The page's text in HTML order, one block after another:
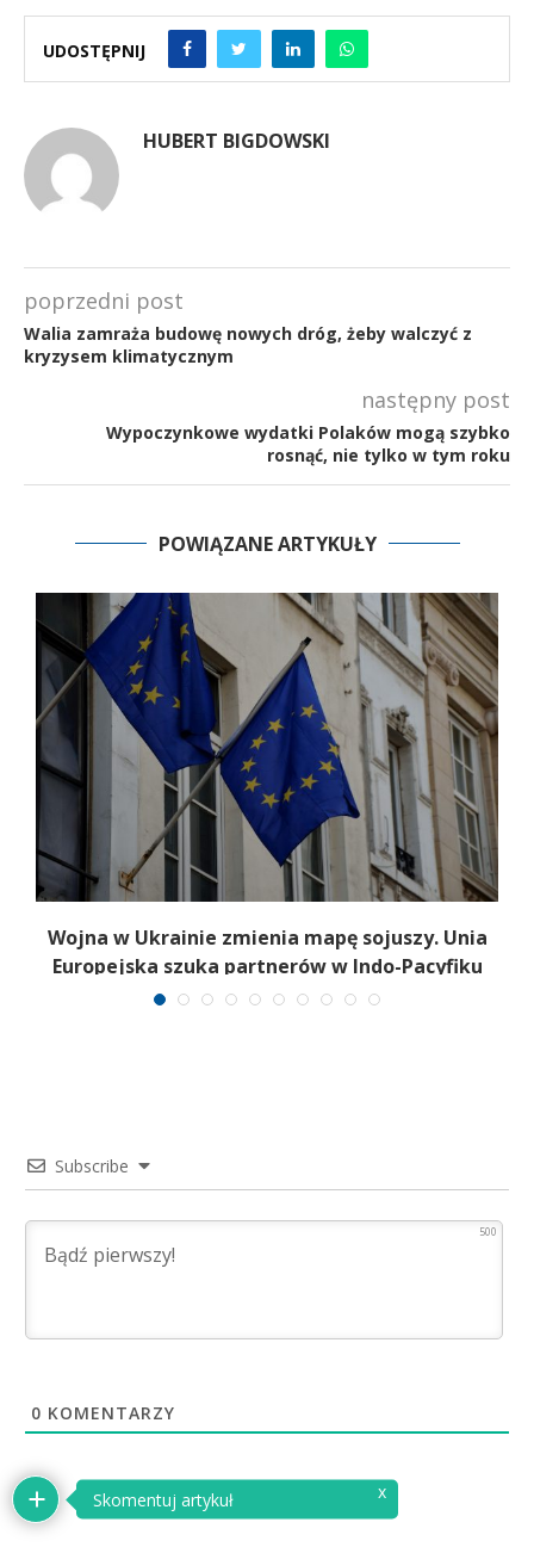
UDOSTĘPNIJ
HUBERT BIGDOWSKI
poprzedni post
Walia zamraża budowę nowych dróg, żeby walczyć z
kryzysem klimatycznym
następny post
Wypoczynkowe wydatki Polaków mogą szybko
rosnąć, nie tylko w tym roku
POWIĄZANE ARTYKUŁY
Wojna w Ukrainie zmienia mapę sojuszy. Unia
Europejska szuka partnerów w Indo-Pacyfiku
Subscribe
500
0 KOMENTARZY